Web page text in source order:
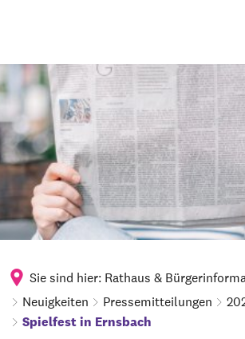
Sie sind hier: Rathaus &
Neuigkeiten
Pressemitteilungen
Spielfest in Ernsbach